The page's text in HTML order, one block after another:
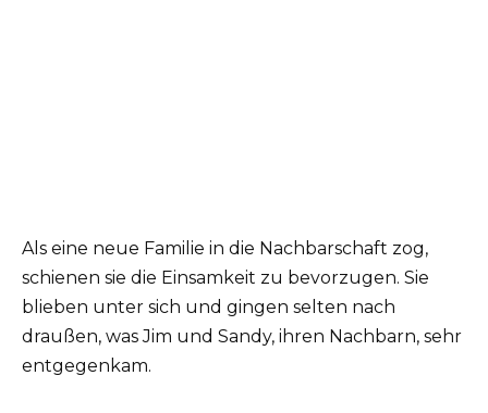
Als eine neue Familie in die Nachbarschaft zog,
schienen sie die Einsamkeit zu bevorzugen. Sie
blieben unter sich und gingen selten nach
draußen, was Jim und Sandy, ihren Nachbarn, sehr
entgegenkam.